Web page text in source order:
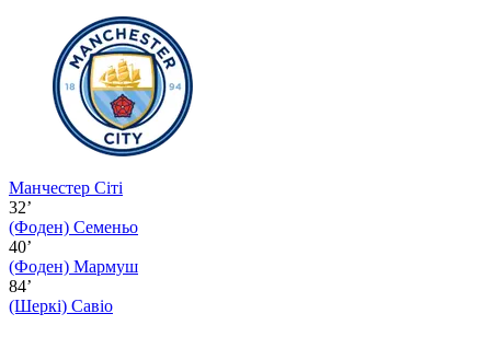
Манчестер Сіті
32’
(Фоден) Семеньо
40’
(Фоден) Мармуш
84’
(Шеркі) Савіо